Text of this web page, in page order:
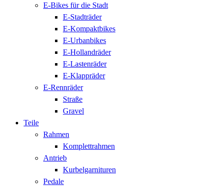
E-Bikes für die Stadt
E-Stadträder
E-Kompaktbikes
E-Urbanbikes
E-Hollandräder
E-Lastenräder
E-Klappräder
E-Rennräder
Straße
Gravel
Teile
Rahmen
Komplettrahmen
Antrieb
Kurbelgarnituren
Pedale